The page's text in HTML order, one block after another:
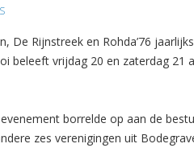
De Rijnstreek en Rohda’76
beleeft vrijdag 20 en zaterdag 21
borrelde op aan de
zes verenigingen uit